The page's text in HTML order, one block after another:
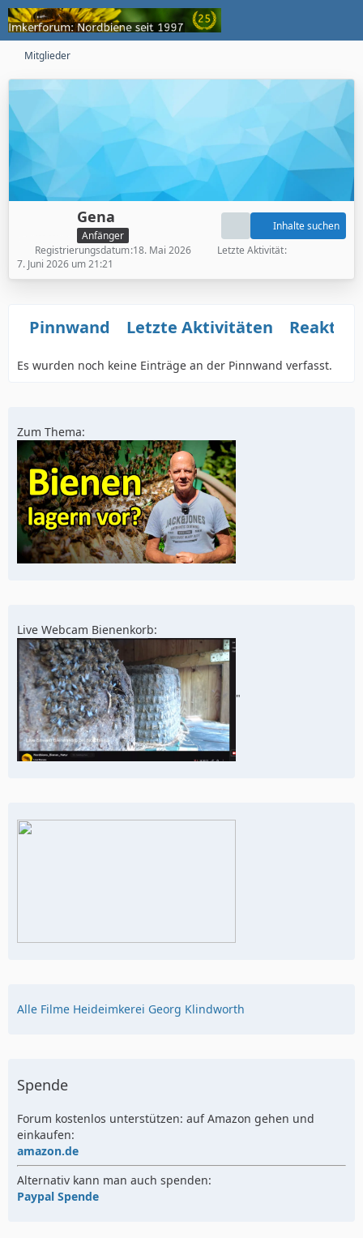
Mitglieder
Gena
Anfänger
Inhalte suchen
Registrierungsdatum 18. Mai 2026
Letzte Aktivität
7. Juni 2026 um 21:21
Pinnwand Letzte Aktivitäten
Es wurden noch keine Einträge an der Pinnwand verfasst.
Zum Thema:
Live Webcam Bienenkorb:
"
Alle Filme Heideimkerei Georg Klindworth
Spende
Forum kostenlos unterstützen: auf Amazon gehen und
einkaufen:
amazon.de
Alternativ kann man auch spenden:
Paypal Spende